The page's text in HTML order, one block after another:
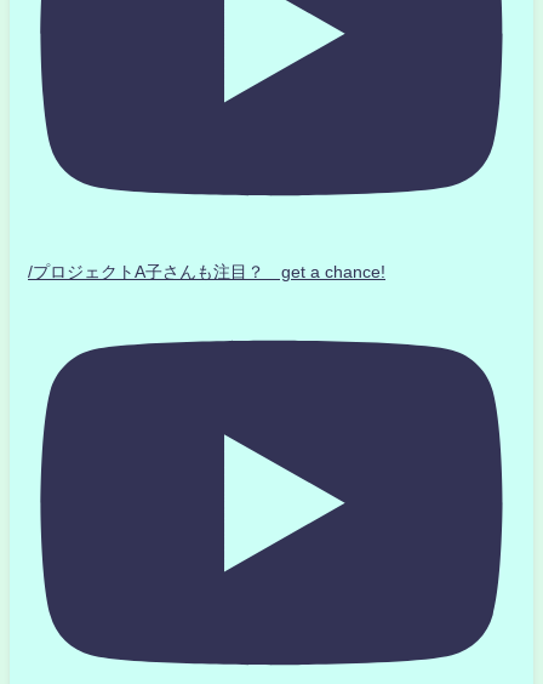
/プロジェクトA子さんも注目？ get a chance!